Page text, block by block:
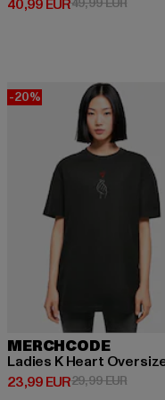
40,99 EUR
-20%
MERCHCODE
23,99 EUR
Derzeitiger Preis: 23,99
29,99 EUR